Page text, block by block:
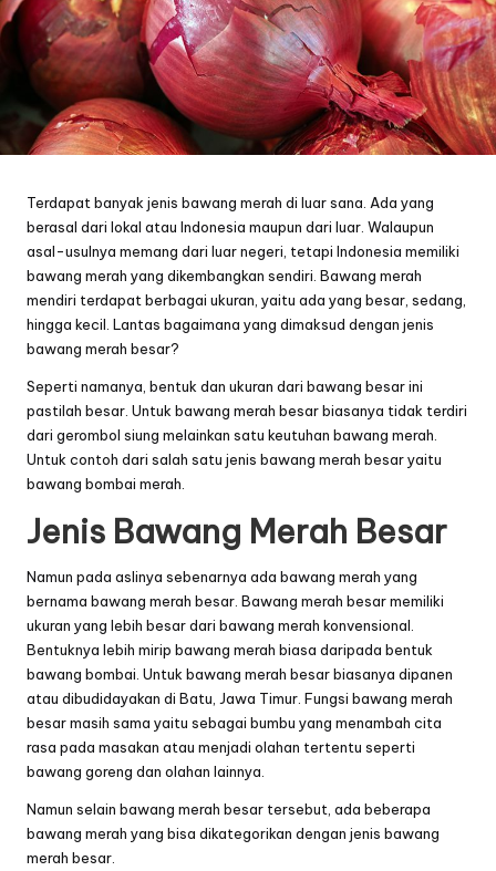
Terdapat banyak jenis bawang merah di luar sana. Ada yang
berasal dari lokal atau Indonesia maupun dari luar. Walaupun
asal-usulnya memang dari luar negeri, tetapi Indonesia memiliki
bawang merah yang dikembangkan sendiri. Bawang merah
mendiri terdapat berbagai ukuran, yaitu ada yang besar, sedang,
hingga kecil. Lantas bagaimana yang dimaksud dengan jenis
bawang merah besar?
Seperti namanya, bentuk dan ukuran dari bawang besar ini
pastilah besar. Untuk bawang merah besar biasanya tidak terdiri
dari gerombol siung melainkan satu keutuhan bawang merah.
Untuk contoh dari salah satu jenis bawang merah besar yaitu
bawang bombai merah.
Jenis Bawang Merah Besar
Namun pada aslinya sebenarnya ada bawang merah yang
bernama bawang merah besar. Bawang merah besar memiliki
ukuran yang lebih besar dari bawang merah konvensional.
Bentuknya lebih mirip bawang merah biasa daripada bentuk
bawang bombai. Untuk bawang merah besar biasanya dipanen
atau dibudidayakan di Batu, Jawa Timur. Fungsi bawang merah
besar masih sama yaitu sebagai bumbu yang menambah cita
rasa pada masakan atau menjadi olahan tertentu seperti
bawang goreng dan olahan lainnya.
Namun selain bawang merah besar tersebut, ada beberapa
bawang merah yang bisa dikategorikan dengan jenis bawang
merah besar.